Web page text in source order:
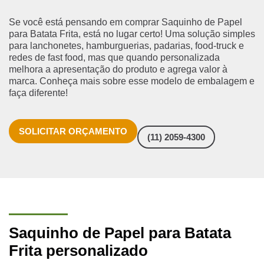
Se você está pensando em comprar Saquinho de Papel
para Batata Frita, está no lugar certo! Uma solução simples
para lanchonetes, hamburguerias, padarias, food-truck e
redes de fast food, mas que quando personalizada
melhora a apresentação do produto e agrega valor à
marca. Conheça mais sobre esse modelo de embalagem e
faça diferente!
SOLICITAR ORÇAMENTO
(11) 2059-4300
Saquinho de Papel para Batata
Frita personalizado